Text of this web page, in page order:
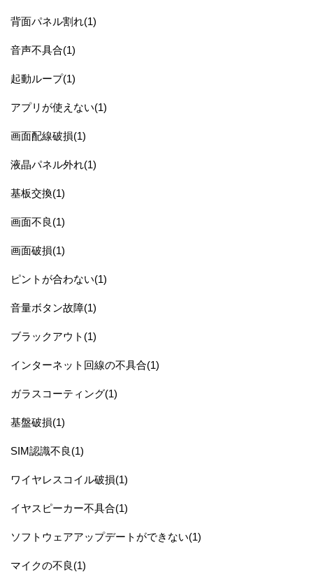
背面パネル割れ(1)
音声不具合(1)
起動ループ(1)
アプリが使えない(1)
画面配線破損(1)
液晶パネル外れ(1)
基板交換(1)
画面不良(1)
画面破損(1)
ピントが合わない(1)
音量ボタン故障(1)
ブラックアウト(1)
インターネット回線の不具合(1)
ガラスコーティング(1)
基盤破損(1)
SIM認識不良(1)
ワイヤレスコイル破損(1)
イヤスピーカー不具合(1)
ソフトウェアアップデートができない(1)
マイクの不良(1)